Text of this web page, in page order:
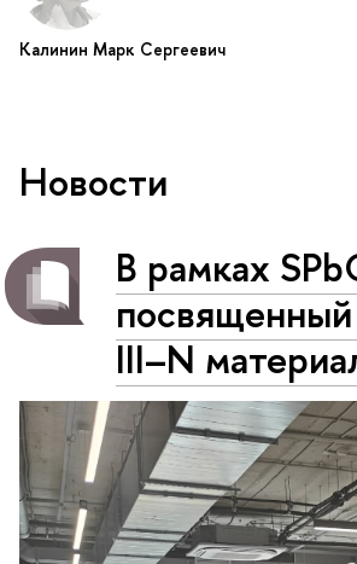
Калинин Марк Сергеевич
Новости
В рамках
III–N